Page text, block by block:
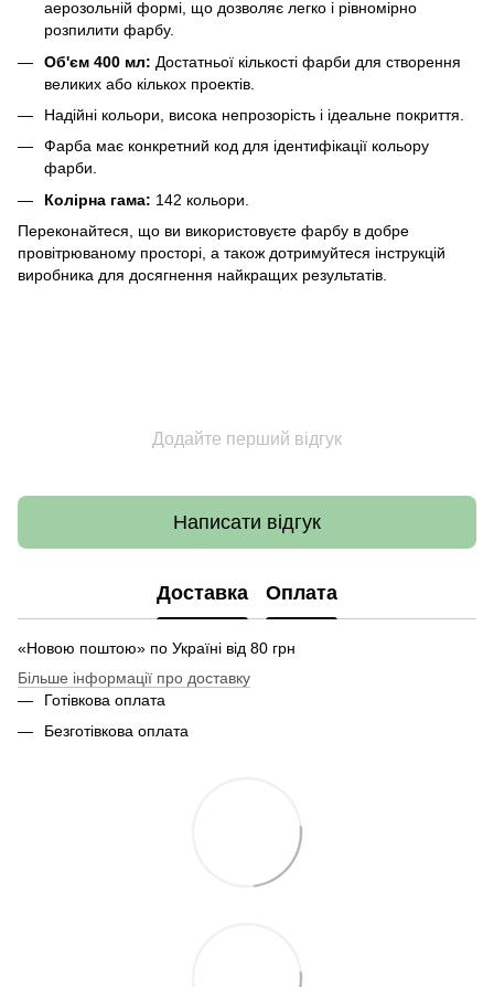
аерозольній формі, що дозволяє легко і рівномірно
розпилити фарбу.
Об'єм 400 мл: Достатньої кількості фарби для створення
великих або кількох проектів.
Надійні кольори, висока непрозорість і ідеальне покриття.
Фарба має конкретний код для ідентифікації кольору
фарби.
Колірна гама: 142 кольори.
Переконайтеся, що ви використовуєте фарбу в добре
провітрюваному просторі, а також дотримуйтеся інструкцій
виробника для досягнення найкращих результатів.
Додайте перший відгук
Написати відгук
Доставка Оплата
«Новою поштою» по Україні від 80 грн
Більше інформації про доставку
Готівкова оплата
Безготівкова оплата